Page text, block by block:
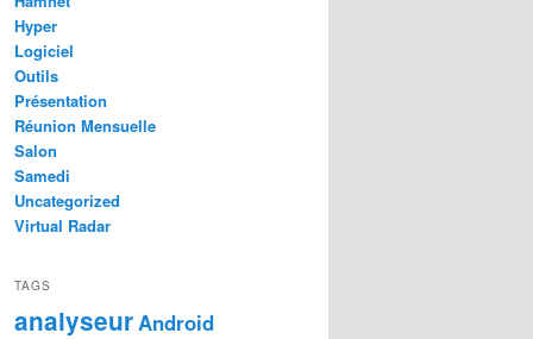
Hyper
Logiciel
Outils
Présentation
Réunion Mensuelle
Salon
Samedi
Uncategorized
Virtual Radar
TAGS
analyseurAndroid